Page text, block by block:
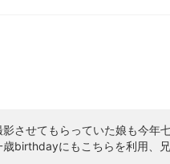
させてもらっていた娘も今年
birthdayにもこちらを利用、